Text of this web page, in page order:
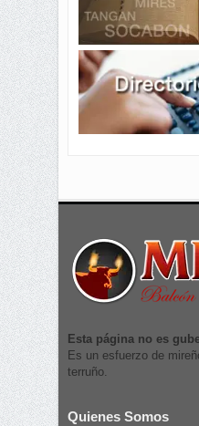
Esta página no es
Es un esfuerzo de
terruño.
Quienes Somos